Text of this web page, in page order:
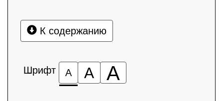
К содержанию
Шрифт А А А